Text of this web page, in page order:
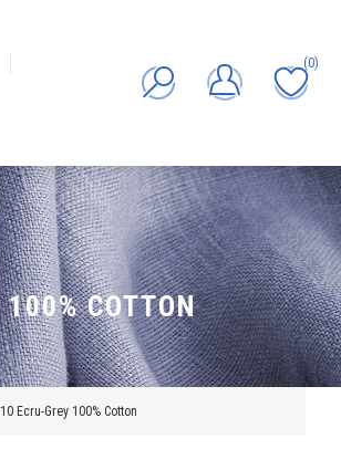
(0)
Ecru-Grey 100% Cotton
COTTON